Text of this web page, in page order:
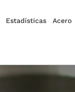
Estadísticas Acero